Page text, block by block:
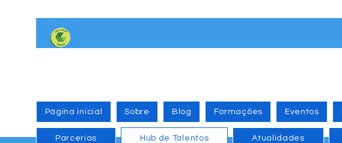
Página inicial Sobre Blog Formações Eventos
Parcerias Hub de Talentos Atualidades